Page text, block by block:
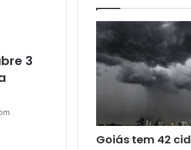
3
Goiás tem 42